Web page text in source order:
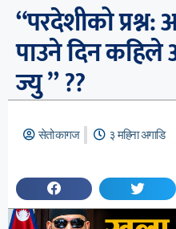
“परदेशीको
पाउने दिन कहिले
ज्यु ” ??
सेतो कागज ३ महिना अगाडि